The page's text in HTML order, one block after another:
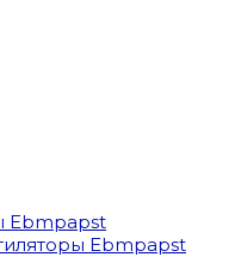
Ebmpapst
Ebmpapst